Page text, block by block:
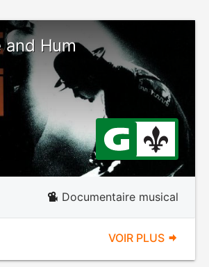
and Hum
Documentaire musical
VOIR PLUS